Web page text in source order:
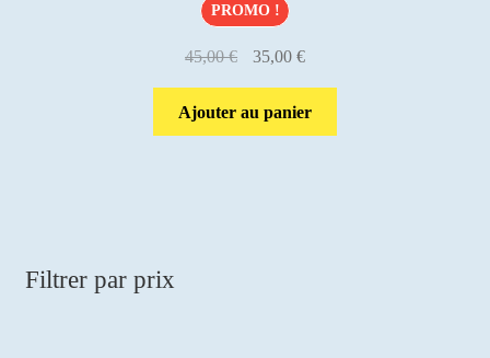
PROMO !
45,00€
Le
initial
était :
35,00 €Le
actuel
est :
Ajouter au panier
Filtrer par prix